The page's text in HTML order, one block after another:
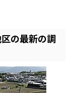
の最新の調